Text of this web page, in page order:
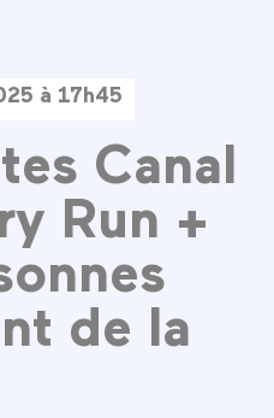
à 17h45
Canal
Run +
de la